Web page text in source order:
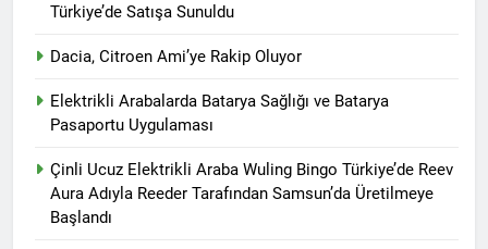
Türkiye’de Satışa Sunuldu
Dacia, Citroen Ami’ye Rakip Oluyor
Elektrikli Arabalarda Batarya Sağlığı ve Batarya
Pasaportu Uygulaması
Çinli Ucuz Elektrikli Araba Wuling Bingo Türkiye’de Reev
Aura Adıyla Reeder Tarafından Samsun’da Üretilmeye
Başlandı